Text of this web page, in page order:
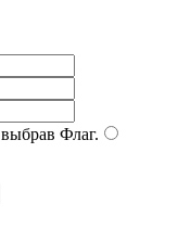
Флаг.